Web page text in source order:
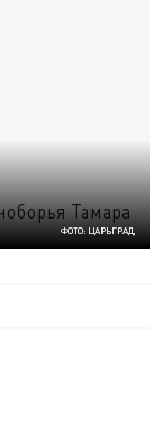
ФОТО: ЦАРЬГРАД